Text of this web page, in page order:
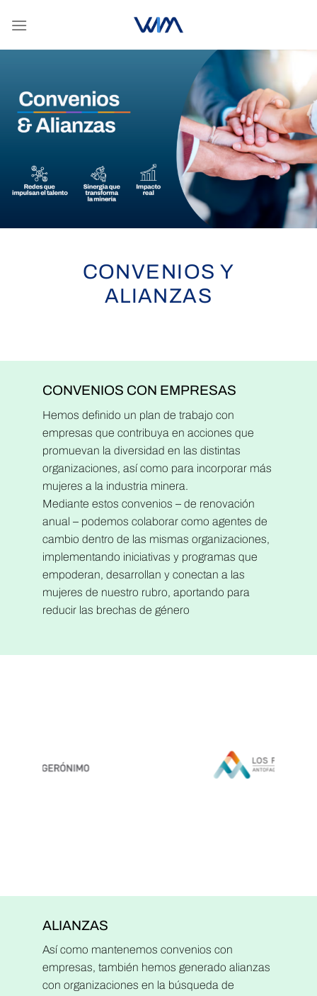
CONVENIOS Y
ALIANZAS
CONVENIOS CON EMPRESAS
Hemos definido un plan de trabajo con
empresas que contribuya en acciones que
promuevan la diversidad en las distintas
organizaciones, así como para incorporar más
mujeres a la industria minera.
Mediante estos convenios – de renovación
anual – podemos colaborar como agentes de
cambio dentro de las mismas organizaciones,
implementando iniciativas y programas que
empoderan, desarrollan y conectan a las
mujeres de nuestro rubro, aportando para
reducir las brechas de género
ALIANZAS
Así como mantenemos convenios con
empresas, también hemos generado alianzas
con organizaciones en la búsqueda de